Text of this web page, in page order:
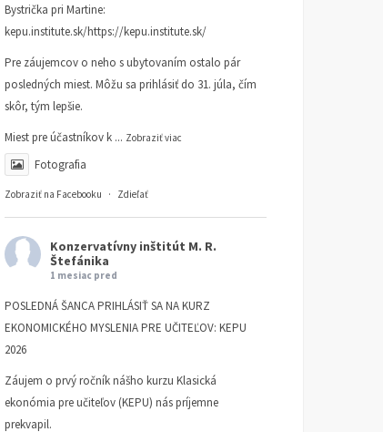
Bystrička pri Martine:
kepu.institute.sk/https://kepu.institute.sk/
Pre záujemcov o neho s ubytovaním ostalo pár
posledných miest. Môžu sa prihlásiť do 31. júla, čím
skôr, tým lepšie.
Miest pre účastníkov k ... Zobraziť viac
Fotografia
Zobraziť na Facebooku · Zdieľať
Konzervatívny inštitút M. R.
Štefánika
1 mesiac pred
POSLEDNÁ ŠANCA PRIHLÁSIŤ SA NA KURZ
EKONOMICKÉHO MYSLENIA PRE UČITEĽOV: KEPU
2026
Záujem o prvý ročník nášho kurzu Klasická
ekonómia pre učiteľov (KEPU) nás príjemne
prekvapil.